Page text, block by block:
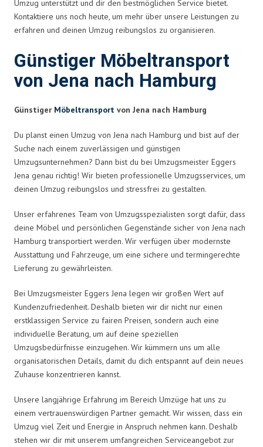
Umzug unterstützt und dir den bestmöglichen Service bietet.
Kontaktiere uns noch heute, um mehr über unsere Leistungen zu
erfahren und deinen Umzug reibungslos zu organisieren.
Günstiger Möbeltransport
von Jena nach Hamburg
Günstiger Möbeltransport von Jena nach Hamburg
Du planst einen Umzug von Jena nach Hamburg und bist auf der
Suche nach einem zuverlässigen und günstigen
Umzugsunternehmen? Dann bist du bei Umzugsmeister Eggers
Jena genau richtig! Wir bieten professionelle Umzugsservices, um
deinen Umzug reibungslos und stressfrei zu gestalten.
Unser erfahrenes Team von Umzugsspezialisten sorgt dafür, dass
deine Möbel und persönlichen Gegenstände sicher von Jena nach
Hamburg transportiert werden. Wir verfügen über modernste
Ausstattung und Fahrzeuge, um eine sichere und termingerechte
Lieferung zu gewährleisten.
Bei Umzugsmeister Eggers Jena legen wir großen Wert auf
Kundenzufriedenheit. Deshalb bieten wir dir nicht nur einen
erstklassigen Service zu fairen Preisen, sondern auch eine
individuelle Beratung, um auf deine speziellen
Umzugsbedürfnisse einzugehen. Wir kümmern uns um alle
organisatorischen Details, damit du dich entspannt auf dein neues
Zuhause konzentrieren kannst.
Unsere langjährige Erfahrung im Bereich Umzüge hat uns zu
einem vertrauenswürdigen Partner gemacht. Wir wissen, dass ein
Umzug viel Zeit und Energie in Anspruch nehmen kann. Deshalb
stehen wir dir mit unserem umfangreichen Serviceangebot zur